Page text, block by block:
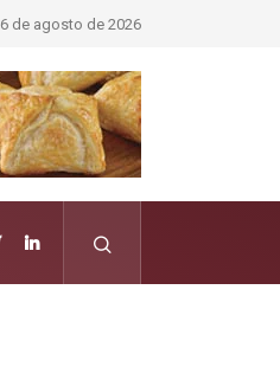
6 de agosto de 2026